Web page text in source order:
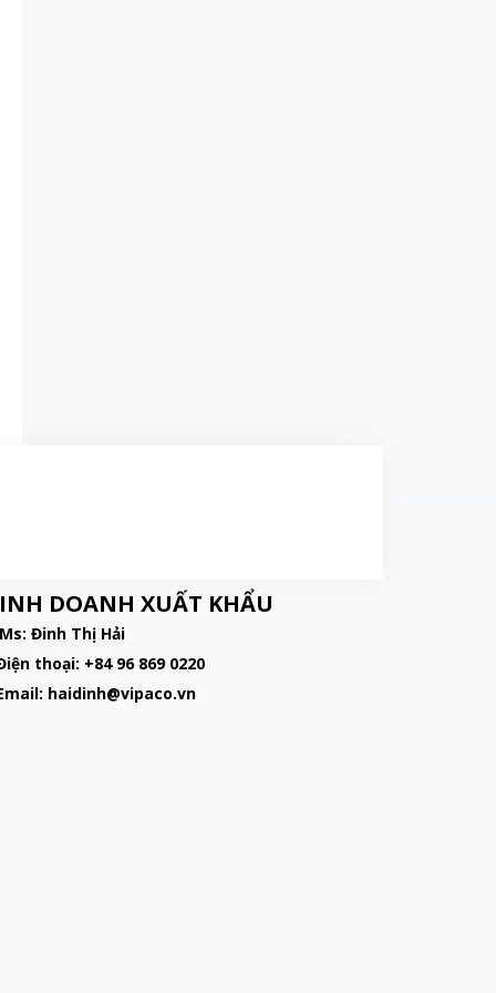
DOANH XUẤT KHẨU
Đinh Thị Hải
thoại: +84 96 869 0220
haidinh@vipaco.vn